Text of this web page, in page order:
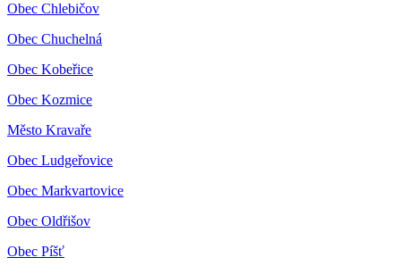
Obec Chlebičov
Obec Chuchelná
Obec Kobeřice
Obec Kozmice
Město Kravaře
Obec Ludgeřovice
Obec Markvartovice
Obec Oldřišov
Obec Píšť